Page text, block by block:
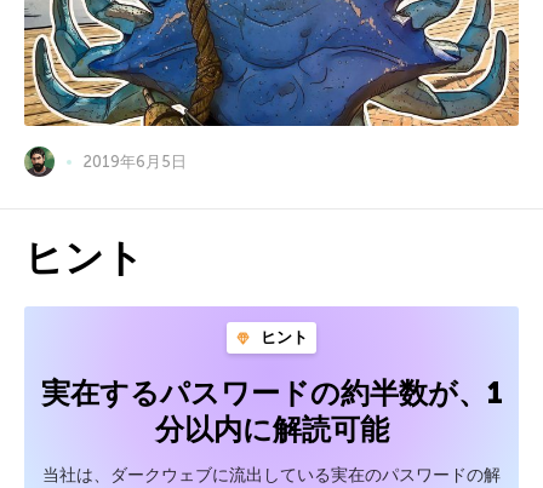
2019年6月5日
ヒント
ヒント
実在するパスワードの約半数が、1
分以内に解読可能
当社は、ダークウェブに流出している実在のパスワードの解